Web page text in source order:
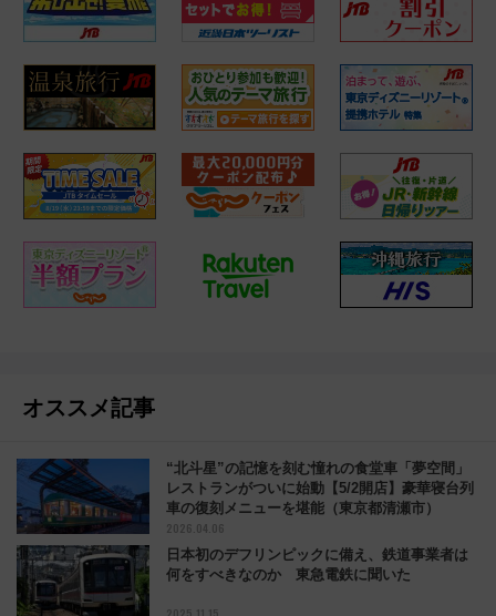
オススメ記事
“北斗星”の記憶を刻む憧れの食堂車「夢空間」
レストランがついに始動【5/2開店】豪華寝台列
車の復刻メニューを堪能（東京都清瀬市）
2026.04.06
日本初のデフリンピックに備え、鉄道事業者は
何をすべきなのか 東急電鉄に聞いた